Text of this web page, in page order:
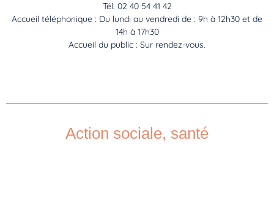
Tél. 02 40 54 41 42
Accueil téléphonique : Du lundi au vendredi de : 9h à 12h30 et de
14h à 17h30
Accueil du public : Sur rendez-vous.
Action sociale, santé